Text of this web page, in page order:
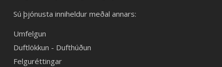
Sú þjónusta inniheldur meðal annars:
Umfelgun
Duftlökkun - Dufthúðun
Felguréttingar